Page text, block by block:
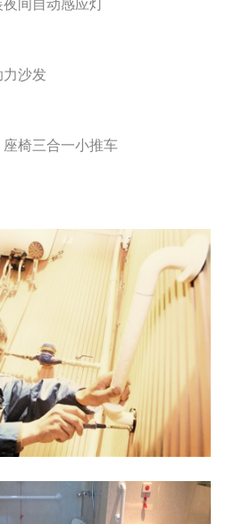
间自动感应灯
力沙发
椅三合一小推车